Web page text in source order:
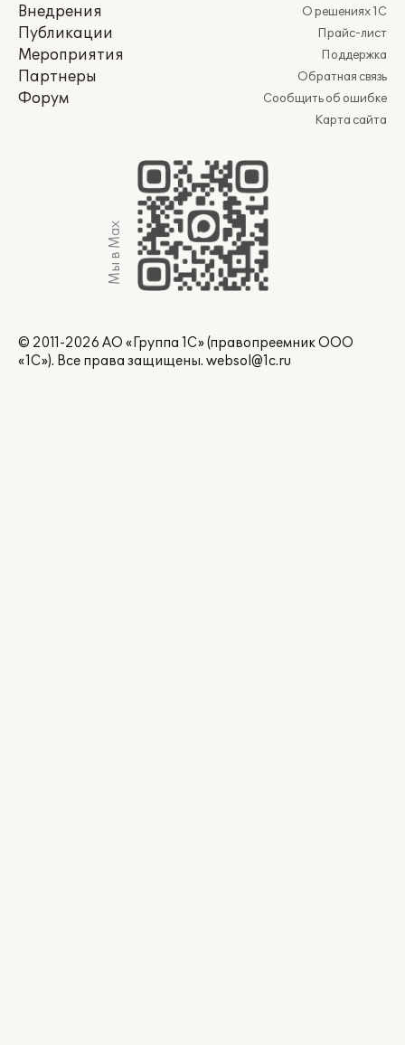
Внедрения
Публикации
Мероприятия
Партнеры
Форум
О решениях 1С
Прайс-лист
Поддержка
Обратная связь
Сообщить об ошибке
Карта сайта
Мы в Max
© 2011-2026 АО «Группа 1С» (правопреемник ООО
«1С»). Все права защищены. websol@1c.ru